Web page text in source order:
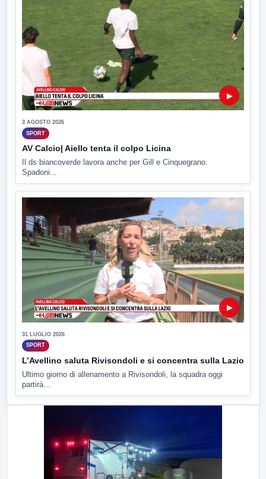
▶
3 AGOSTO 2026
SPORT
AV Calcio| Aiello tenta il colpo Licina
Il ds biancoverde lavora anche per Gill e Cinquegrano.
Spadoni...
▶
31 LUGLIO 2026
SPORT
L’Avellino saluta Rivisondoli e si concentra sulla Lazio
Ultimo giorno di allenamento a Rivisondoli, la squadra oggi
partirà...